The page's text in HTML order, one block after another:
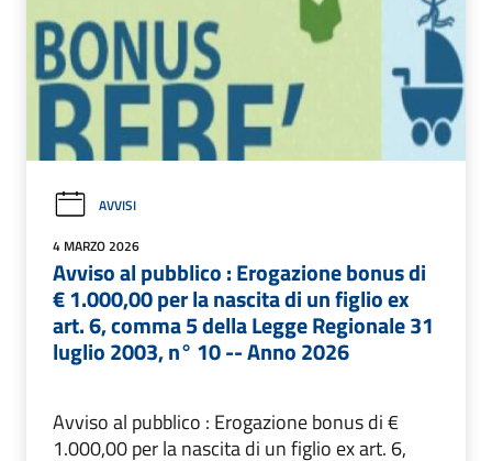
AVVISI
4 MARZO 2026
Avviso al pubblico : Erogazione bonus di
€ 1.000,00 per la nascita di un figlio ex
art. 6, comma 5 della Legge Regionale 31
luglio 2003, n° 10 -- Anno 2026
Avviso al pubblico : Erogazione bonus di €
1.000,00 per la nascita di un figlio ex art. 6,